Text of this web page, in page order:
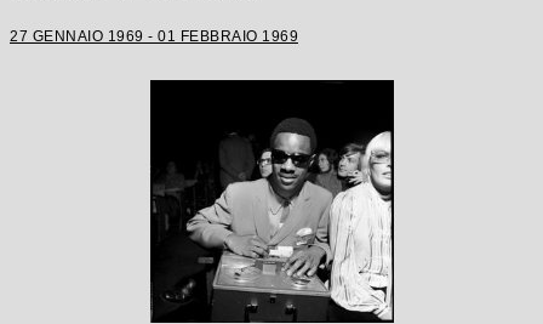
27 GENNAIO 1969 - 01 FEBBRAIO 1969